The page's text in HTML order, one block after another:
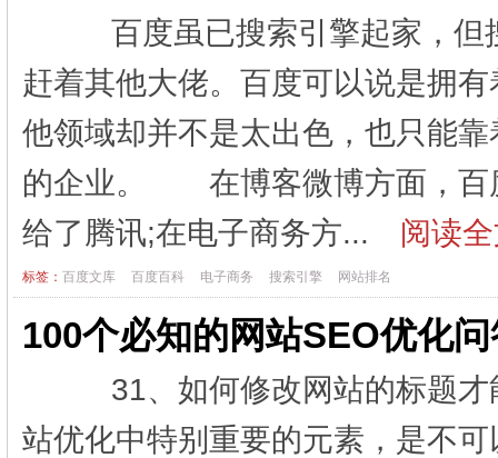
百度虽已搜索引擎起家，但
赶着其他大佬。百度可以说是拥
他领域却并不是太出色，也只能
的企业。 在博客微博方面，百
给了腾讯;在电子商务方...
阅读
标签： 百度文库 百度百科 电子商务 搜索引擎 网站排名
100个必知的网站SEO优化
31、如何修改网站的标题
站优化中特别重要的元素，是不